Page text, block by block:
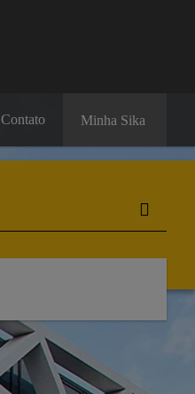
Contato Minha Sika